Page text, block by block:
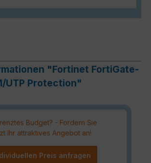
"Fortinet FortiGate-
UTP Protection"
Budget? - Fordern Sie
Ihr attraktives Angebot an!
Preis anfragen